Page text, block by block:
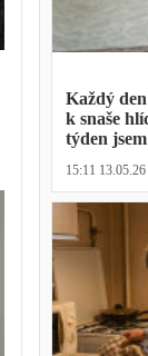
Každý
k snaše
týden
den
15:11 13.05.26